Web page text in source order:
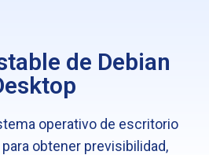
de Debian
operativo de escritorio
obtener previsibilidad,